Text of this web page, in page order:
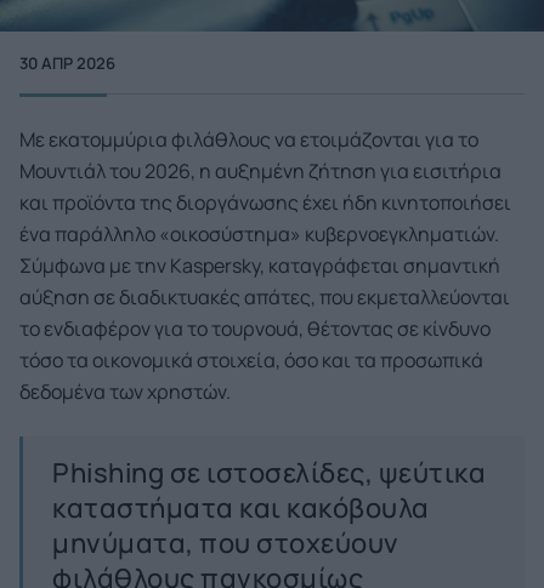
30 ΑΠΡ 2026
Με εκατομμύρια φιλάθλους να ετοιμάζονται για το
Μουντιάλ του 2026, η αυξημένη ζήτηση για εισιτήρια
και προϊόντα της διοργάνωσης έχει ήδη κινητοποιήσει
ένα παράλληλο «οικοσύστημα» κυβερνοεγκληματιών.
Σύμφωνα με την Kaspersky, καταγράφεται σημαντική
αύξηση σε διαδικτυακές απάτες, που εκμεταλλεύονται
το ενδιαφέρον για το τουρνουά, θέτοντας σε κίνδυνο
τόσο τα οικονομικά στοιχεία, όσο και τα προσωπικά
δεδομένα των χρηστών.
Phishing σε ιστοσελίδες, ψεύτικα
καταστήματα και κακόβουλα
μηνύματα, που στοχεύουν
φιλάθλους παγκοσμίως